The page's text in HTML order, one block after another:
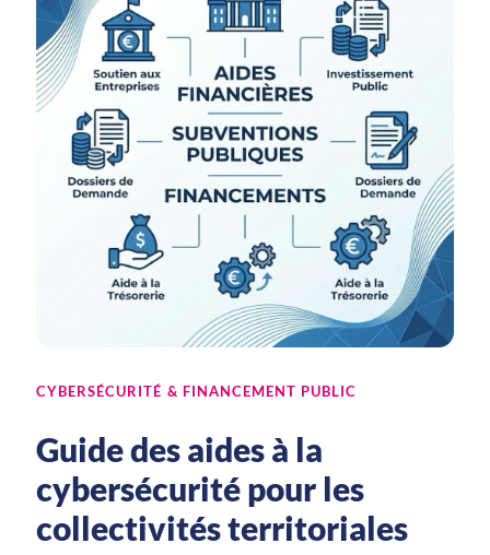
CYBERSÉCURITÉ & FINANCEMENT PUBLIC
Guide des aides à la
cybersécurité pour les
collectivités territoriales